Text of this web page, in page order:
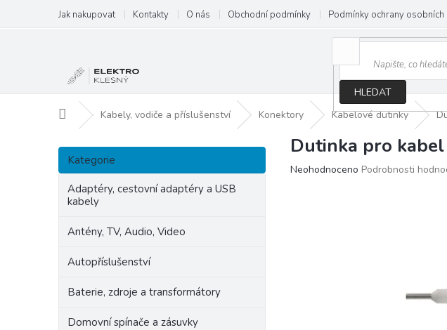
obsah
Jak nakupovat Kontakty O nás Obchodní podmínky Podmínky ochrany osobních
HLEDAT
Domů Kabely, vodiče a příslušenství Konektory Kabelové dutinky
P
s
Přeskočit
kategorie
Kategorie
Adaptéry, cestovní adaptéry a USB
kabely
Antény, TV, Audio, Video
Autopříslušenství
Baterie, zdroje a transformátory
Domovní spínače a zásuvky
Dutinka pro
Průměrné
Neohodnoceno Podrobnosti